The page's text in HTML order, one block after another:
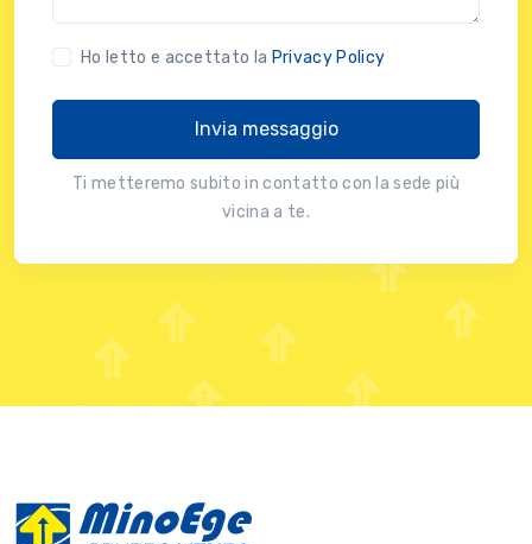
Ho letto e accettato la Privacy Policy
Invia messaggio
Ti metteremo subito in contatto con la sede più
vicina a te.